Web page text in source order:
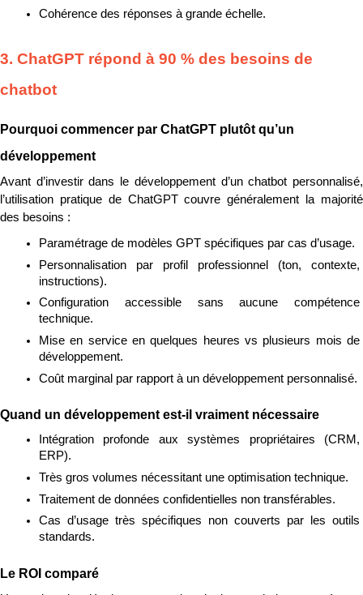
Cohérence des réponses à grande échelle.
3. ChatGPT répond à 90 % des besoins de
chatbot
Pourquoi commencer par ChatGPT plutôt qu’un
développement
Avant d’investir dans le développement d’un chatbot personnalisé,
l’utilisation pratique de ChatGPT couvre généralement la majorité
des besoins :
Paramétrage de modèles GPT spécifiques par cas d’usage.
Personnalisation par profil professionnel (ton, contexte,
instructions).
Configuration accessible sans aucune compétence
technique.
Mise en service en quelques heures vs plusieurs mois de
développement.
Coût marginal par rapport à un développement personnalisé.
Quand un développement est-il vraiment nécessaire
Intégration profonde aux systèmes propriétaires (CRM,
ERP).
Très gros volumes nécessitant une optimisation technique.
Traitement de données confidentielles non transférables.
Cas d’usage très spécifiques non couverts par les outils
standards.
Le ROI comparé